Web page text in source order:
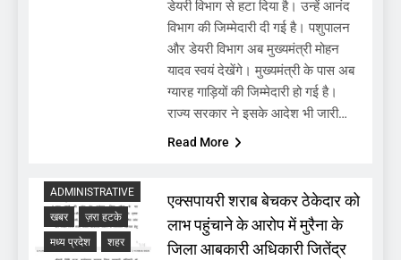
डेयरी विभाग से हटा दिया है। उन्हें आनंद
विभाग की जिम्मेदारी दी गई है। पशुपालन
और डेयरी विभाग अब मुख्यमंत्री मोहन
यादव स्वयं देखेंगे। मुख्यमंत्री के पास अब
ग्यारह गाड़ियों की जिम्मेदारी हो गई है।
राज्य सरकार ने इसके आदेश भी जारी…
Read More
ADMINISTRATIVE
खबर
ज़रा हटके
मध्य प्रदेश
शहर
एक्सपायरी शराब बेचकर ठेकेदार को
लाभ पहुंचाने के आरोप में मुरैना के
जिला आबकारी अधिकारी जितेंद्र